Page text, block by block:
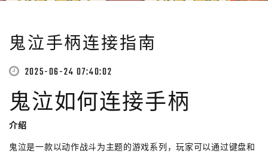
鬼泣手柄连接指南
2025-06-24 07:40:02
鬼泣如何连接手柄
介绍
鬼泣是一款以动作战斗为主题的游戏系列，玩家可以通过键盘和